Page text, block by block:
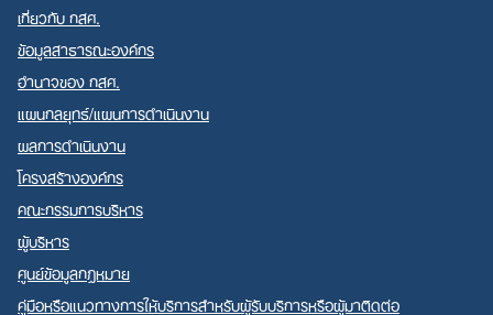
เกี่ยวกับ กสศ.
ข้อมูลสาธารณะองค์กร
อำนาจของ กสศ.
แผนกลยุทธ์/แผนการดำเนินงาน
ผลการดำเนินงาน
โครงสร้างองค์กร
คณะกรรมการบริหาร
ผู้บริหาร
ศูนย์ข้อมูลกฎหมาย
คู่มือหรือแนวทางการให้บริการสำหรับผู้รับบริการหรือผู้มาติดต่อ